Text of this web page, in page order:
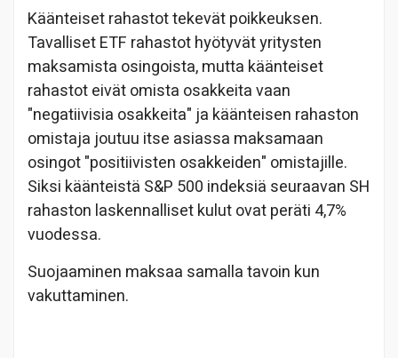
Käänteiset rahastot tekevät poikkeuksen.
Tavalliset ETF rahastot hyötyvät yritysten
maksamista osingoista, mutta käänteiset
rahastot eivät omista osakkeita vaan
"negatiivisia osakkeita" ja käänteisen rahaston
omistaja joutuu itse asiassa maksamaan
osingot "positiivisten osakkeiden" omistajille.
Siksi käänteistä S&P 500 indeksiä seuraavan SH
rahaston laskennalliset kulut ovat peräti 4,7%
vuodessa.
Suojaaminen maksaa samalla tavoin kun
vakuttaminen.